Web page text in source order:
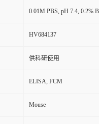
0.01M PBS, pH 7.4, 0.2%
HV684137
供科研使用
ELISA, FCM
Mouse